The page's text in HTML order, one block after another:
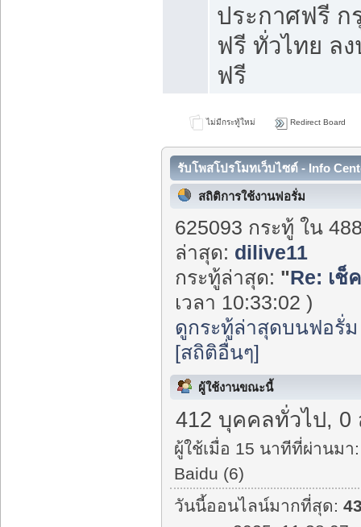
ประกาศฟรี ก
ฟรี ทั่วไทย ล
ฟรี
ไม่มีกระทู้ใหม่ Redirect Board
รับโพสโปรโมทเว็บไซต์ - Info
สถิติการใช้งานฟอรั่ม
625093 กระทู้ ใน
ล่าสุด: dilive11
กระทู้ล่าสุด: "Re: เช็
เวลา 10:33:02 )
ดูกระทู้ล่าสุดบนฟอรั่ม
[สถิติอื่นๆ]
ผู้ใช้งานขณะนี้
412 บุคคลทั่วไป, 0
ผู้ใช้เมื่อ 15 นาทีที่ผ่านมา:
Baidu (6)
วันนี้ออนไลน์มากที่สุด: